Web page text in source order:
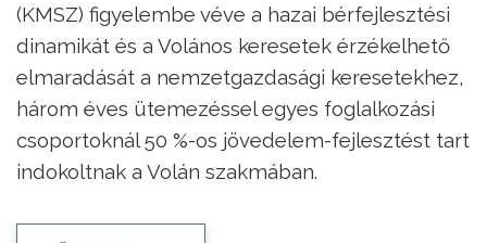
(KMSZ) figyelembe véve a hazai bérfejlesztési
dinamikát és a Volános keresetek érzékelhető
elmaradását a nemzetgazdasági keresetekhez,
három éves ütemezéssel egyes foglalkozási
csoportoknál 50 %-os jövedelem-fejlesztést tart
indokoltnak a Volán szakmában.